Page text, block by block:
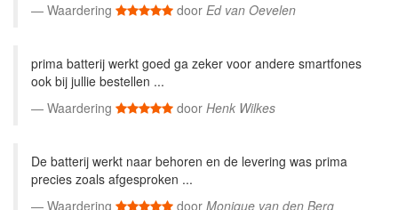
Waardering
door Ed van Oevelen
prima batterij werkt goed ga zeker voor andere smartfones
ook bij jullie bestellen ...
Waardering
door Henk Wilkes
De batterij werkt naar behoren en de levering was prima
precies zoals afgesproken ...
Waardering
door Monique van den Berg